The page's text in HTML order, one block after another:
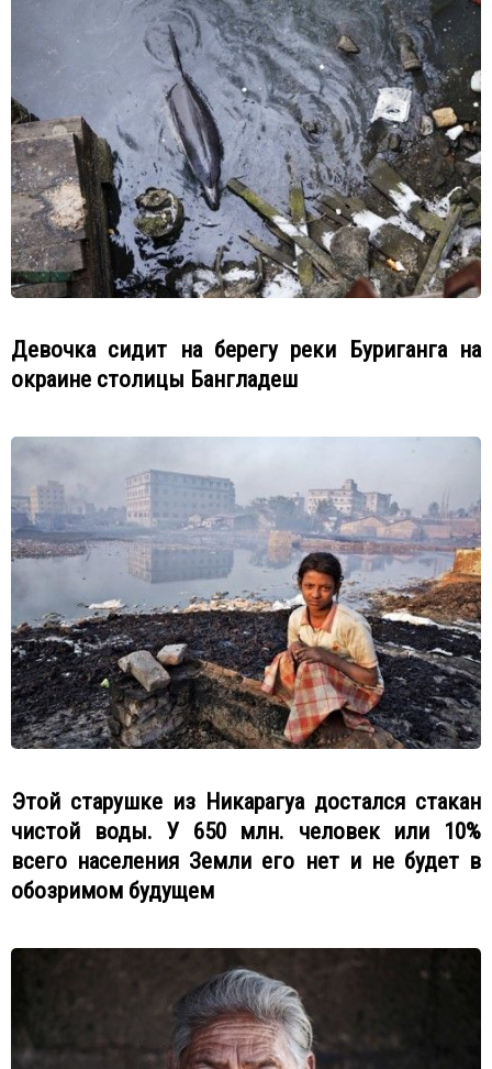
Девочка сидит на берегу реки Буриганга на
окраине столицы Бангладеш
Этой старушке из Никарагуа достался стакан
чистой воды. У 650 млн. человек или 10%
всего населения Земли его нет и не будет в
обозримом будущем